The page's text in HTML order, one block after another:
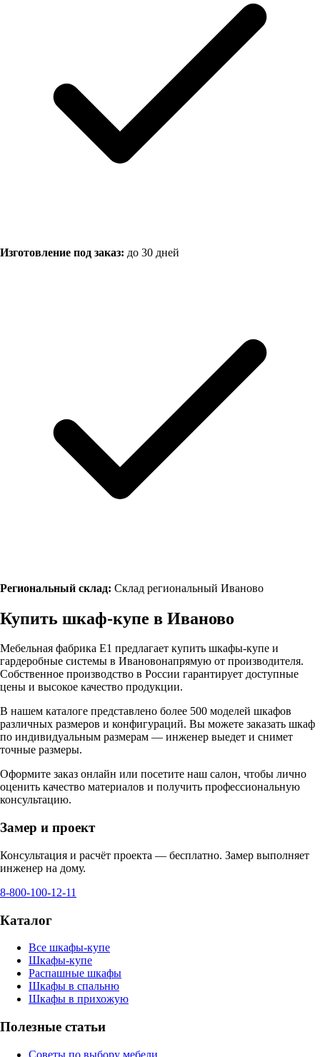
Изготовление под заказ: до 30 дней
Региональный склад: Склад региональный Иваново
Купить шкаф-купе в Иваново
Мебельная фабрика Е1 предлагает купить шкафы-купе и
гардеробные системы в Ивановонапрямую от производителя.
Собственное производство в России гарантирует доступные
цены и высокое качество продукции.
В нашем каталоге представлено более 500 моделей шкафов
различных размеров и конфигураций. Вы можете заказать шкаф
по индивидуальным размерам — инженер выедет и снимет
точные размеры.
Оформите заказ онлайн или посетите наш салон, чтобы лично
оценить качество материалов и получить профессиональную
консультацию.
Замер и проект
Консультация и расчёт проекта — бесплатно. Замер выполняет
инженер на дому.
8-800-100-12-11
Каталог
Все шкафы-купе
Шкафы-купе
Распашные шкафы
Шкафы в спальню
Шкафы в прихожую
Полезные статьи
Советы по выбору мебели